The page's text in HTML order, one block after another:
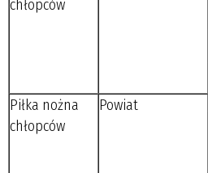
chłopców
Piłka nożna
chłopców
Powiat